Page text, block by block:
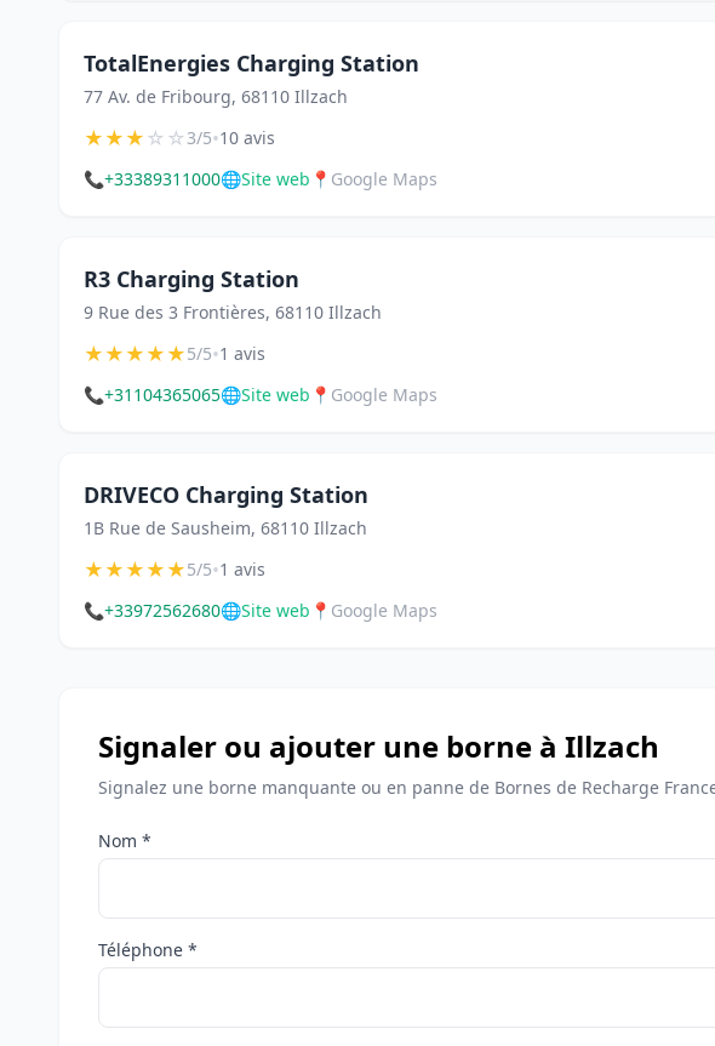
TotalEnergies Charging Station
77 Av. de Fribourg, 68110 Illzach
★★★☆☆3/5•10 avis
📞+33389311000🌐Site web 📍 Google Maps
R3 Charging Station
9 Rue des 3 Frontières, 68110 Illzach
★★★★★5/5•1 avis
📞+31104365065🌐Site web 📍 Google Maps
DRIVECO Charging Station
1B Rue de Sausheim, 68110 Illzach
★★★★★5/5•1 avis
📞+33972562680🌐Site web 📍 Google Maps
Signaler ou ajouter une borne à Illzach
Signalez une borne manquante ou en panne de Bornes de Recharge
Nom *
Téléphone *